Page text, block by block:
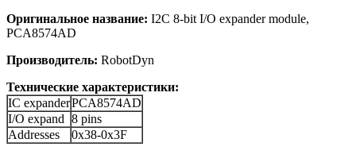
Оригинальное название: I2C 8-bit I/O expander module,
PCA8574AD
Производитель: RobotDyn
Технические характеристики:
IC expanderPCA8574AD
I/O expand 8 pins
Addresses
0x38-0x3F